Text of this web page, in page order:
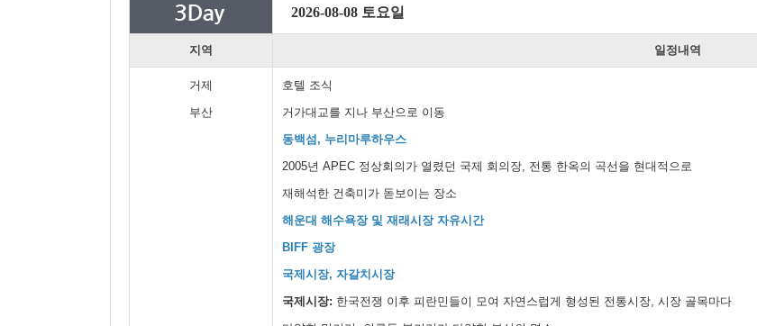
2026-08-08 토요일
지역 일정내역
거제
부산
호텔 조식
거가대교를 지나 부산으로 이동
동백섬, 누리마루하우스
2005년 APEC 정상회의가 열렸던 국제 회의장, 전통 한옥의 곡선을 현대적으로
재해석한 건축미가 돋보이는 장소
해운대 해수욕장 및 재래시장 자유시간
BIFF 광장
국제시장, 자갈치시장
국제시장: 한국전쟁 이후 피란민들이 모여 자연스럽게 형성된 전통시장, 시장 골목마다